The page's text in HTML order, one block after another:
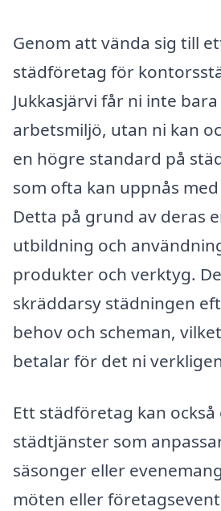
Genom att vända sig till
städföretag för
Jukkasjärvi får ni inte
arbetsmiljö, utan ni kan
en högre standard på
som ofta kan uppnås
Detta på grund av deras
utbildning och
produkter och verktyg.
skräddarsy städningen
behov och scheman,
betalar för det ni
Ett städföretag kan
städtjänster som
säsonger eller
möten eller